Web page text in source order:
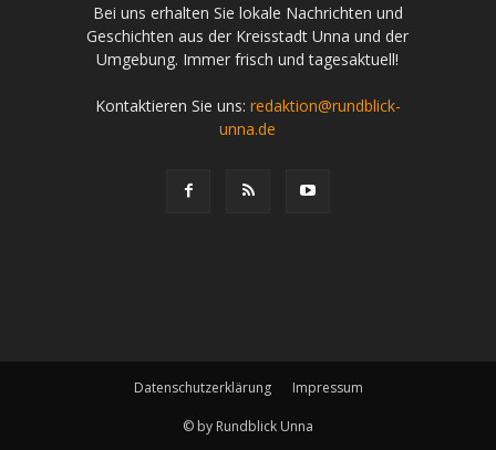
Bei uns erhalten Sie lokale Nachrichten und
Geschichten aus der Kreisstadt Unna und der
Umgebung. Immer frisch und tagesaktuell!
Kontaktieren Sie uns: redaktion@rundblick-
unna.de
Datenschutzerklärung Impressum
© by Rundblick Unna